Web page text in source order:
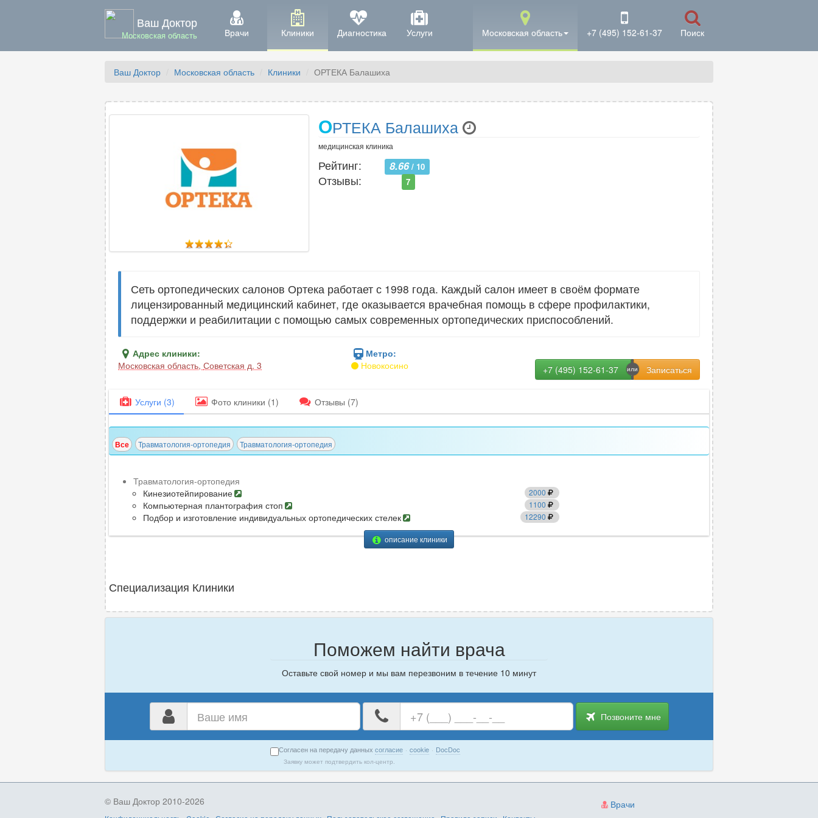
Ваш Доктор
Московская область Врачи Клиники Диагностика Услуги Московская область +7 (495) 152-61-37 Поиск
Ваш Доктор Московская область Клиники ОРТЕКА Балашиха
ОРТЕКА Балашиха
медицинская клиника
Рейтинг: 8.66/ 10
Отзывы: 7
Сеть ортопедических салонов Ортека работает с 1998 года. Каждый салон имеет в своём формате
лицензированный медицинский кабинет, где оказывается врачебная помощь в сфере профилактики,
поддержки и реабилитации с помощью самых современных ортопедических приспособлений.
Адрес клиники:
Московская область, Советская д. 3
Метро:
Новокосино
+7 (495) 152-61-37
Услуги (3) Фотоклиники (1) Отзывы (7)
Все Травматология-ортопедия Травматология-ортопедия
Травматология-ортопедия
Кинезиотейпирование
2000
Компьютерная плантография стоп 1100
Подбор и изготовление индивидуальных ортопедических стелек 12290
описание клиники
Специализация Клиники
Поможем найти врача
Оставьте свой номер и мы вам перезвоним в течение 10 минут
номер
телефона
Позвоните мне
Согласен на передачу данных согласие · cookie · DocDoc
Заявку может подтвердить кол-центр.
Врачи
© Ваш Доктор 2010-2026